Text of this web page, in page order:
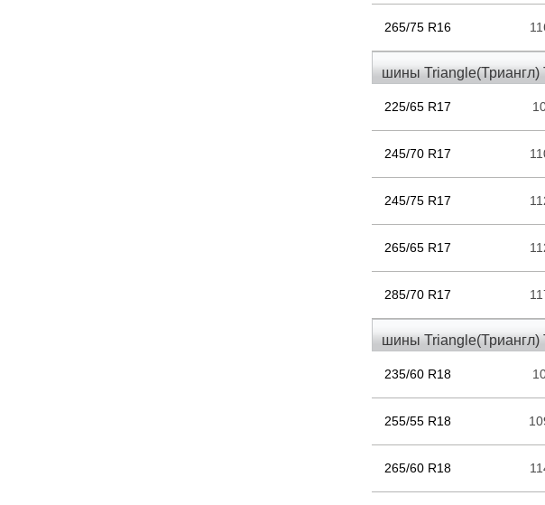
265/75 R16
шины Triangle(Триангл)
225/65 R17
245/70 R17
245/75 R17
265/65 R17
285/70 R17
шины Triangle(Триангл)
235/60 R18
255/55 R18
265/60 R18